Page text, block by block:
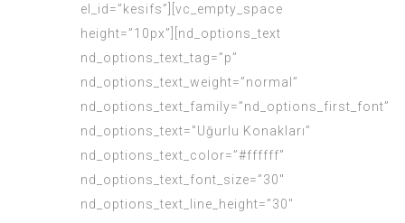
el_id=”kesifs”][vc_empty_space
height=”10px”][nd_options_text
nd_options_text_tag=”p”
nd_options_text_weight=”normal”
nd_options_text_family=”nd_options_first_font”
nd_options_text=”Uğurlu Konakları”
nd_options_text_color=”#ffffff”
nd_options_text_font_size=”30″
nd_options_text_line_height=”30″